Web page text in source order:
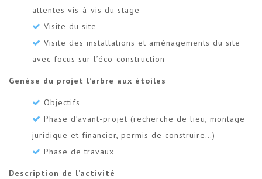
attentes vis-à-vis du stage
Visite du site
Visite des installations et aménagements du site
avec focus sur l’éco-construction
Genèse du projet l’arbre aux étoiles
Objectifs
Phase d’avant-projet (recherche de lieu, montage
juridique et financier, permis de construire…)
Phase de travaux
Description de l’activité